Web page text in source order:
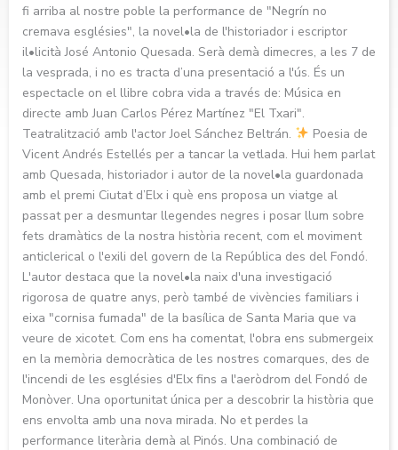
fi arriba al nostre poble la performance de "Negrín no
cremava esglésies", la novel•la de l'historiador i escriptor
il•licità José Antonio Quesada. Serà demà dimecres, a les 7 de
la vesprada, i no es tracta d’una presentació a l'ús. És un
espectacle on el llibre cobra vida a través de: Música en
directe amb Juan Carlos Pérez Martínez "El Txari".
Teatralització amb l'actor Joel Sánchez Beltrán.
Poesia de
Vicent Andrés Estellés per a tancar la vetlada. Hui hem parlat
amb Quesada, historiador i autor de la novel•la guardonada
amb el premi Ciutat d’Elx i què ens proposa un viatge al
passat per a desmuntar llegendes negres i posar llum sobre
fets dramàtics de la nostra història recent, com el moviment
anticlerical o l'exili del govern de la República des del Fondó.
L'autor destaca que la novel•la naix d'una investigació
rigorosa de quatre anys, però també de vivències familiars i
eixa "cornisa fumada" de la basílica de Santa Maria que va
veure de xicotet. Com ens ha comentat, l'obra ens submergeix
en la memòria democràtica de les nostres comarques, des de
l'incendi de les esglésies d'Elx fins a l'aeròdrom del Fondó de
Monòver. Una oportunitat única per a descobrir la història que
ens envolta amb una nova mirada. No et perdes la
performance literària demà al Pinós. Una combinació de